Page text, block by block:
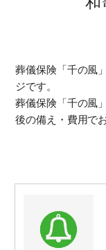
葬儀保険「千の風
ジです。
葬儀保険「千の風
後の備え・費用で